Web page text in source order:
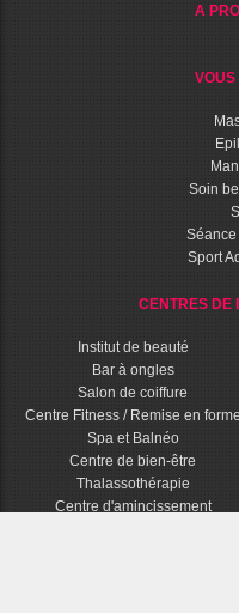
A
Soin
Sport
CENTRES DE
Institut de beauté
Bar à ongles
Salon de coiffure
Centre Fitness / Remise en forme
Spa et Balnéo
Centre de bien-être
Thalassothérapie
Centre d'amincissement